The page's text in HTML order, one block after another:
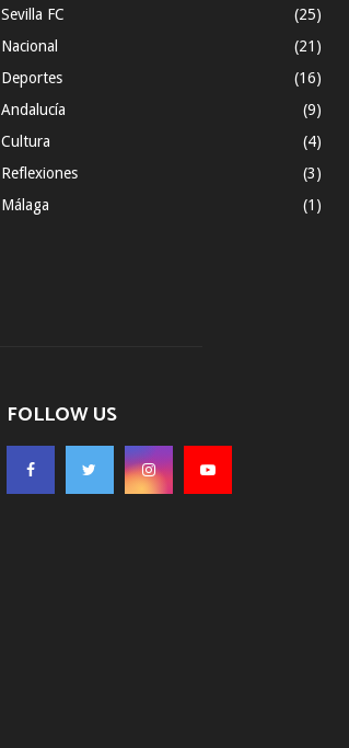
Sevilla FC
(25)
Nacional
(21)
Deportes
(16)
Andalucía
(9)
Cultura
(4)
Reflexiones
(3)
Málaga
(1)
FOLLOW US